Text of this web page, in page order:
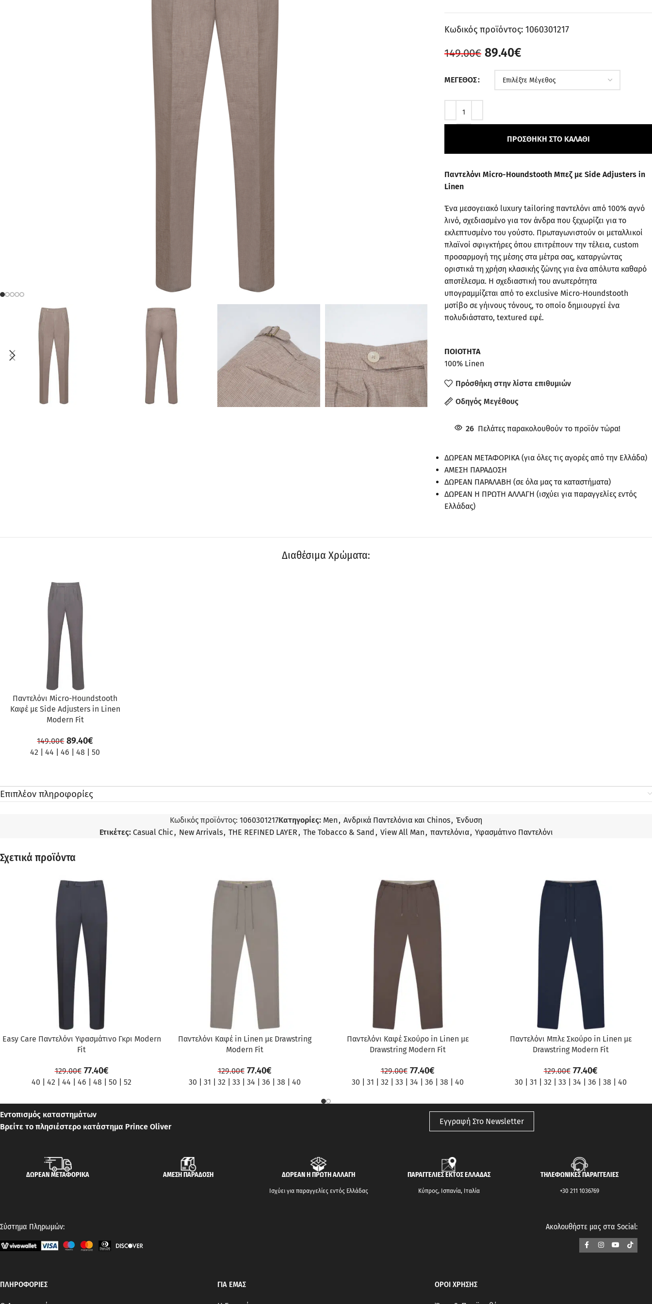
Κωδικός προϊόντος: 1060301217
149.00€ 89.40€
ΜΈΓΕΘΟΣ
ΠΡΟΣΘΉΚΗ ΣΤΟ ΚΑΛΆΘΙ
Παντελόνι Micro-Houndstooth Μπεζ με Side Adjusters in
Linen
Ένα μεσογειακό luxury tailoring παντελόνι από 100% αγνό
λινό, σχεδιασμένο για τον άνδρα που ξεχωρίζει για το
εκλεπτυσμένο του γούστο. Πρωταγωνιστούν οι μεταλλικοί
πλαϊνοί σφιγκτήρες όπου επιτρέπουν την τέλεια, custom
προσαρμογή της μέσης στα μέτρα σας, καταργώντας
οριστικά τη χρήση κλασικής ζώνης για ένα απόλυτα καθαρό
αποτέλεσμα. Η σχεδιαστική του ανωτερότητα
υπογραμμίζεται από το exclusive Micro-Houndstooth
μοτίβο σε γήινους τόνους, το οποίο δημιουργεί ένα
πολυδιάστατο, textured εφέ.
ΠΟΙΟΤΗΤΑ
100% Linen
Πρόσθήκη στην λίστα επιθυμιών
Οδηγός Μεγέθους
26 Πελάτες παρακολουθούν το προϊόν τώρα!
ΔΩΡΕΑΝ ΜΕΤΑΦΟΡΙΚΑ (για όλες τις αγορές από την Ελλάδα)
ΑΜΕΣΗ ΠΑΡΑΔΟΣΗ
ΔΩΡΕΑΝ ΠΑΡΑΛΑΒΗ (σε όλα μας τα καταστήματα)
ΔΩΡΕΑΝ Η ΠΡΩΤΗ ΑΛΛΑΓΗ (ισχύει για παραγγελίες εντός
Ελλάδας)
Διαθέσιμα Χρώματα:
ΠΡΟΣΦΟΡΆ
Παντελόνι Micro-Houndstooth
Καφέ με Side Adjusters in Linen
Modern Fit
149.00€ 89.40€
42 |44 |46 |48 |50
Επιπλέον πληροφορίες
Κωδικός προϊόντος: 1060301217Κατηγορίες: Men , Ανδρικά Παντελόνια και Chinos, Ένδυση
Ετικέτες: Casual Chic , New Arrivals, THE REFINED LAYER , The Tobacco & Sand , View All Man , παντελόνια, Υφασμάτινο Παντελόνι
Σχετικά προϊόντα
Easy Care Παντελόνι Υφασμάτινο Γκρι Modern
Fit
129.00€ 77.40€
40 42 44 46 48 50 52
Παντελόνι Καφέ in Linen με Drawstring
Modern Fit
129.00€ 77.40€
30 31 32 33 34 36 38 40
Παντελόνι Καφέ Σκούρο in Linen με
Drawstring Modern Fit
129.00€ 77.40€
30 31 32 33 34 36 38 40
Παντελόνι Μπλε Σκούρο in Linen με
Drawstring Modern Fit
129.00€ 77.40€
30 31 32 33 34 36 38 40
Εντοπισμός καταστημάτων
Βρείτε το πλησιέστερο κατάστημα Prince Oliver
Εγγραφή Στο Newsletter
ΔΩΡΕΑΝ ΜΕΤΑΦΟΡΙΚΑ ΑΜΕΣΗ ΠΑΡΑΔΟΣΗ ΔΩΡΕΑΝ Η ΠΡΩΤΗ ΑΛΛΑΓΗ
Ισχύει για παραγγελίες εντός Ελλάδας
ΠΑΡΑΓΓΕΛΙΕΣ ΕΚΤΟΣ ΕΛΛΑΔΑΣ
Κύπρος, Ισπανία, Ιταλία
ΤΗΛΕΦΩΝΙΚΕΣ ΠΑΡΑΓΓΕΛΙΕΣ
+30 211 1036769
Σύστημα Πληρωμών: Ακολουθήστε μας στα Social:
ΠΛΗΡΟΦΟΡΙΕΣ ΓΙΑ ΕΜΑΣ ΟΡΟΙ ΧΡΗΣΗΣ